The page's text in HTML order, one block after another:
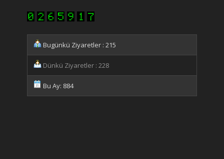
Bugünkü Ziyaretler : 215
Dünkü Ziyaretler : 228
Bu Ay: 884